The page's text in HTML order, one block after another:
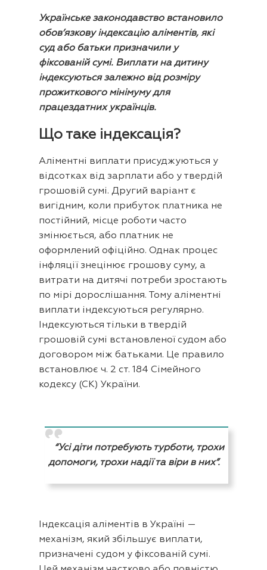
Українське законодавство встановило
обов’язкову індексацію аліментів, які
суд або батьки призначили у
фіксованій сумі. Виплати на дитину
індексуються залежно від розміру
прожиткового мінімуму для
працездатних українців.
Що таке індексація?
Аліментні виплати присуджуються у
відсотках від зарплати або у твердій
грошовій сумі. Другий варіант є
вигідним, коли прибуток платника не
постійний, місце роботи часто
змінюється, або платник не
оформлений офіційно. Однак процес
інфляції знецінює грошову суму, а
витрати на дитячі потреби зростають
по мірі дорослішання. Тому аліментні
виплати індексуються регулярно.
Індексуються тільки в твердій
грошовій сумі встановленої судом або
договором між батьками. Це правило
встановлює ч. 2 ст. 184 Сімейного
кодексу (СК) України.
“Усі діти потребують турботи, трохи
допомоги, трохи надії та віри в них”.
Індексація аліментів в Україні —
механізм, який збільшує виплати,
призначені судом у фіксованій сумі.